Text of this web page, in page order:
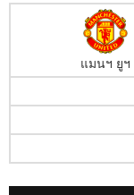
แมนฯ ยูฯ